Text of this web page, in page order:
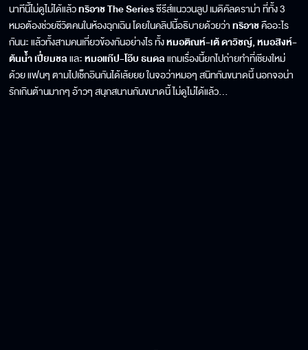
นาทีนี้ไม่ดูไม่ได้แล้วทริอาช The Seriesซีรีส์แนววนลูป เมดิคัลดราม่า ที่ทั้ง 3
หมอต้องช่วยชีวิตคนในห้องฉุกเฉิน โดยในคลิปนี้อธิบายด้วยว่าทริอาชคืออะไร
กันนะ แล้วทั้งสามคนเกี่ยวข้องกันอย่างไร ทั้งหมอติณห์-เต้ ดาวิชญ์, หมอสิงห์-
ต้นน้ำ เปี่ยมชลและหมอแก๊ป-โอ๊บ ธนดลแถมเรื่องนี้ยกไปถ่ายทำที่เชียงใหม่
ด้วย แฟนๆ ตามไปเช็กอินกันได้เล้ยยย ในจอว่าหมอๆ สนิทกันขนาดนี้ นอกจอน่า
รักเกินต้านมากๆ อ้าวๆ สนุกสนานกันขนาดนี้ ไม่ดูไม่ได้แล้ว…